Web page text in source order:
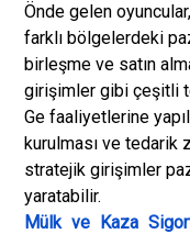
Önde gelen
farklı bölgelerdeki
birleşme ve satın
girişimler gibi çeşitli
Ge faaliyetlerine
kurulması ve tedarik
stratejik girişimler
yaratabilir.
Mülk ve Kaza